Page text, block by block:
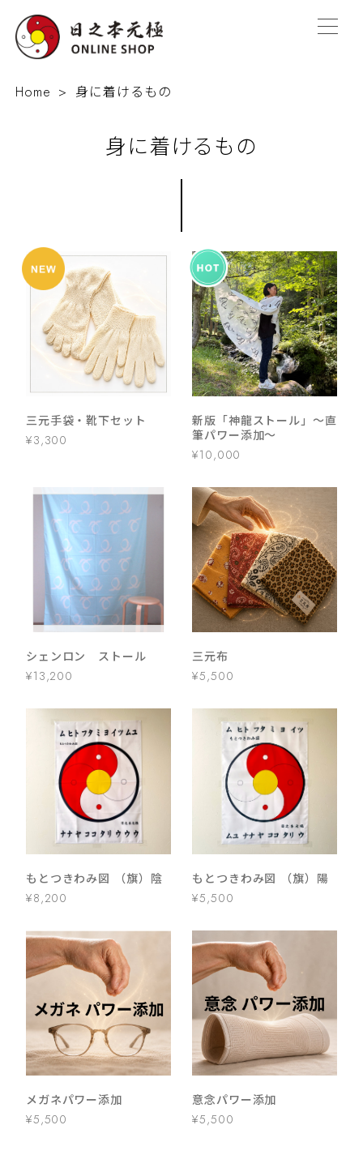
Home 身に着けるもの
身に着けるもの
三元手袋・靴下セット
¥3,300
新版「神龍ストール」～直
筆パワー添加～
¥10,000
シェンロン ストール
¥13,200
三元布
¥5,500
もとつきわみ図 （旗）陰
¥8,200
もとつきわみ図 （旗）陽
¥5,500
メガネパワー添加
¥5,500
意念パワー添加
¥5,500